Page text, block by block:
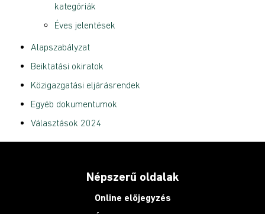
kategóriák
Éves jelentések
Alapszabályzat
Beiktatási okiratok
Közigazgatási eljárásrendek
Egyéb dokumentumok
Választások 2024
Népszerű oldalak
Online előjegyzés